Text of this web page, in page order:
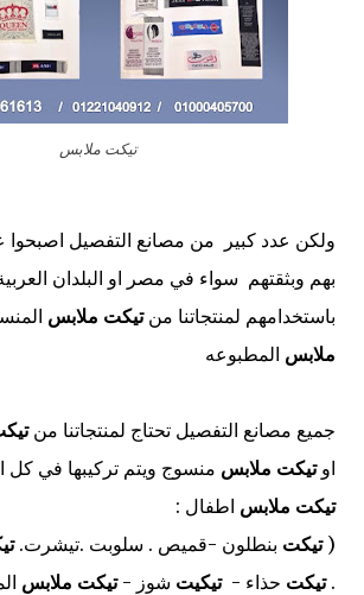
تيكت ملابس
ولكن عدد كبير من مصانع التفصيل اصبحوا
بهم وبثقتهم سواء في مصر او البلدان
باستخدامهم لمنتجاتنا منتيكت ملابس
ملابس المطبوعه
جميع مصانع التفصيل تحتاج لمنتجاتنا من
اوتيكت ملابس منسوج ويتم تركيبها في كل
تيكت ملابس اطفال :
(تيكت بنطلون -قميص . سلوبت .تيشرت.
.تيكت حذاء -تيكيت شوز -تيكت ملابس